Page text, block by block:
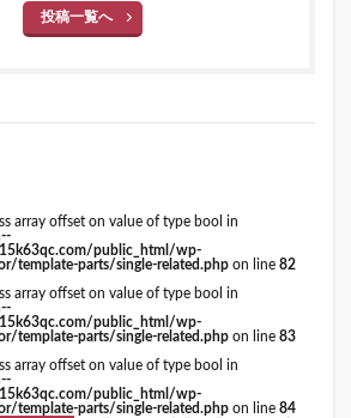
投稿一覧へ
array offset on value of type bool in
public_html/wp-
template-parts/single-related.php on line 82
array offset on value of type bool in
public_html/wp-
template-parts/single-related.php on line 83
array offset on value of type bool in
public_html/wp-
template-parts/single-related.php on line 84